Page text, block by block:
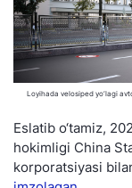
Loyihada velosiped yo‘lagi
Eslatib o‘tamiz,
hokimligi China
korporatsiyasi